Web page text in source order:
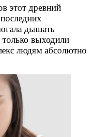
этот древний
дышать
только выходили
людям абсолютно